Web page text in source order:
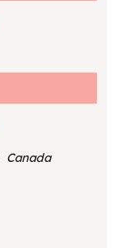
Canada